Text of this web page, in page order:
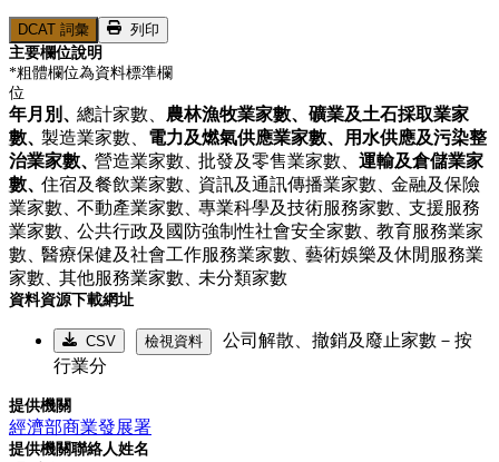
DCAT 詞彙
列印
主要欄位說明
*粗體欄位為資料標準欄
位
年月別、總計家數、 農林漁牧業家數、 礦業及土石採取業家
數、製造業家數、 電力及燃氣供應業家數、
用水供應及污染整
治業家數、營造業家數、批發及零售業家數、 運輸及倉儲業家
數、住宿及餐飲業家數、資訊及通訊傳播業家數、金融及保險
業家數、不動產業家數、專業科學及技術服務家數、支援服務
業家數、公共行政及國防強制性社會安全家數、教育服務業家
數、醫療保健及社會工作服務業家數、藝術娛樂及休閒服務業
家數、其他服務業家數、未分類家數
資料資源下載網址
CSV 檢視資料
公司解散、撤銷及廢止家數－按
行業分
提供機關
經濟部商業發展署
提供機關聯絡人姓名